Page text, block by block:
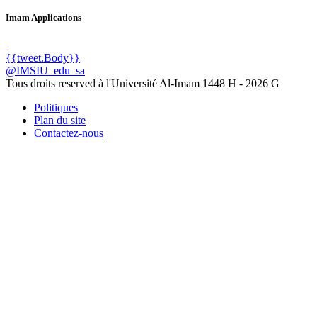
Imam Applications
{{tweet.Body}}
@IMSIU_edu_sa
Tous droits reserved à l'Université Al-Imam 1448 H - 2026 G
Politiques
Plan du site
Contactez-nous